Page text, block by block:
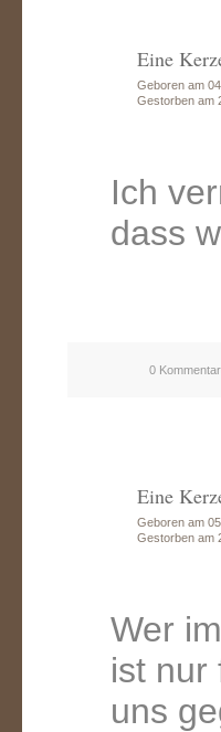
Eine
Geboren am
Gestorben am
Ich
dass
0
Eine
Geboren am
Gestorben am
Wer
ist nur
uns